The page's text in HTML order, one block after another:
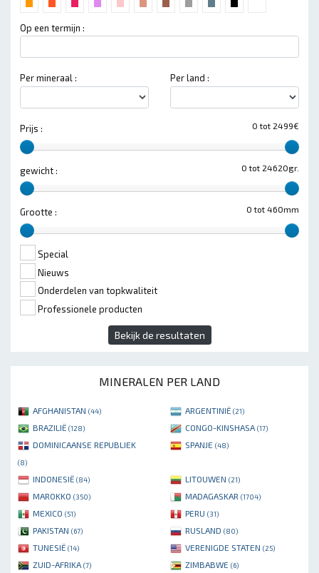
Op een termijn :
Per mineraal : Per land :
0 tot 2499€
Prijs :
0 tot 24620gr.
gewicht :
0 tot 460mm
Grootte :
Special
Nieuws
Onderdelen van topkwaliteit
Professionele producten
Bekijk de resultaten
MINERALEN PER LAND
AFGHANISTAN (44) ARGENTINIË (21)
BRAZILIË (128) CONGO-KINSHASA (17)
DOMINICAANSE REPUBLIEK
(8)
SPANJE (48)
INDONESIË (84) LITOUWEN (21)
MAROKKO (350) MADAGASKAR (1704)
MEXICO (51) PERU (31)
PAKISTAN (67) RUSLAND (80)
TUNESIË (14) VERENIGDE STATEN (25)
ZUID-AFRIKA (7) ZIMBABWE (6)